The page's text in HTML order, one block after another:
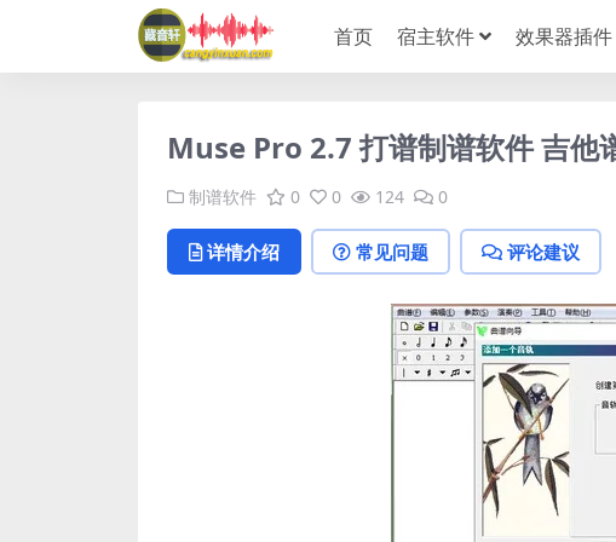
首页 宿主软件 效果器插件
Muse Pro 2.7 打谱制谱软件 吉他
制谱软件 0 0 124 0
详情介绍 常见问题 评论建议